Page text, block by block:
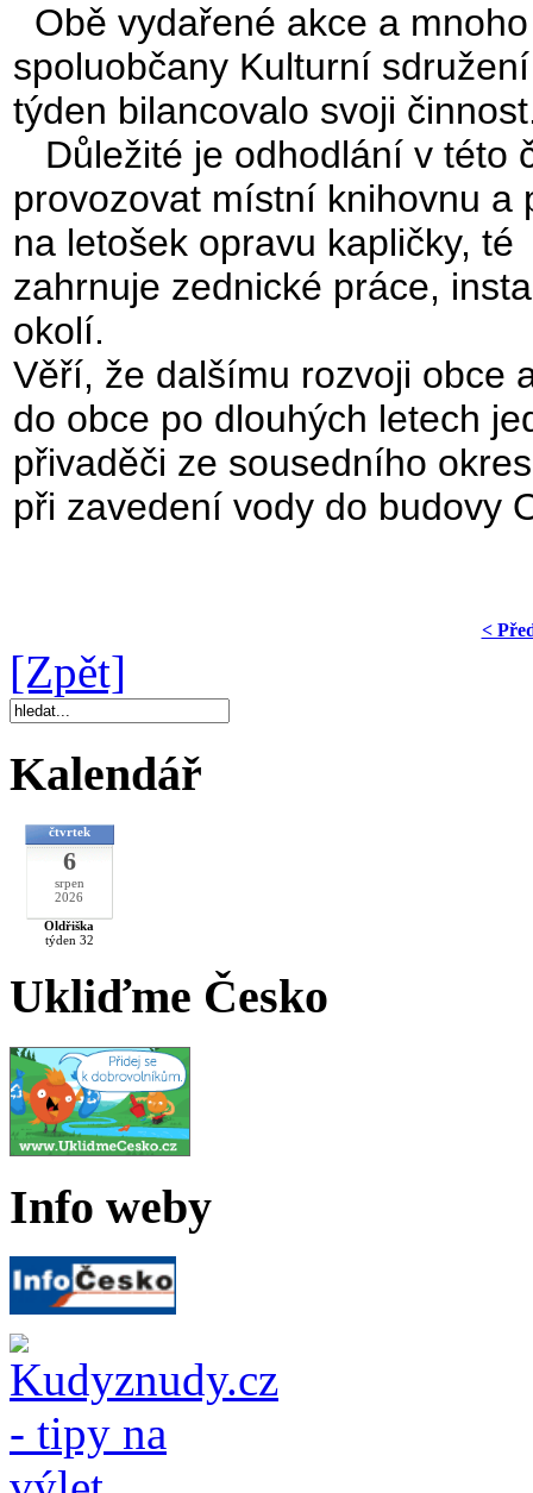
Obě vydařené akce a
spoluobčany Kulturní
týden bilancovalo svoji
Důležité je odhodlání v této
provozovat místní knihovnu
na letošek opravu kapličky,
zahrnuje zednické práce,
okolí.
Věří, že dalšímu rozvoji obce
do obce po dlouhých letech
přivaděči ze sousedního
při zavedení vody do budovy
<
[Zpět]
Kalendář
čtvrtek
6
srpen
2026
Oldřiška
týden 32
Ukliďme Česko
Info weby